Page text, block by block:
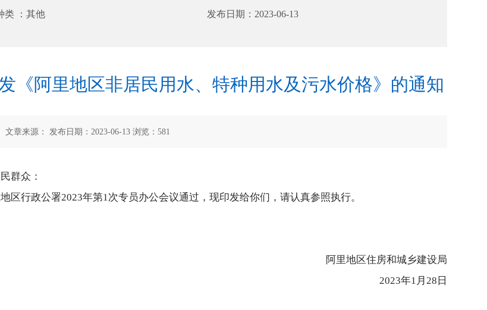
类 ：其他 发布日期： 2023-06-13
《阿里地区非居民用水、特种用水及污水价格》的通知
文章来源： 发布日期：2023-06-13 浏览： 581
群众：
区行政公署2023年第1次专员办公会议通过，现印发给你们，请认真参照执行。
阿里地区住房和城乡建设局
2023年1月28日